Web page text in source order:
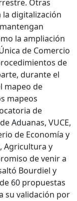
Otras
digitalización
la ampliación
de Comercio
de
durante el
mapeo de
mapeos
de
Aduanas, VUCE,
de Economía y
Agricultura y
de venir a
Bourdiel y
60 propuestas
su validación por